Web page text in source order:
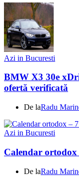
Azi in Bucuresti
BMW X3 30e
ofertă verificată
De laRadu
Azi in Bucuresti
Calendar ortodox
De laRadu